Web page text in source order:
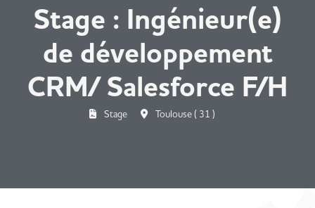
Stage : Ingénieur(e)
de développement
CRM/ Salesforce F/H
Stage Toulouse ( 31 )